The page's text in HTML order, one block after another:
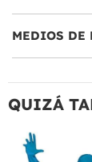
MEDIOS DE
QUIZÁ